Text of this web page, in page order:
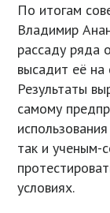
По итогам
Владимир
рассаду ряда
высадит её на
Результаты
самому
так и ученым-
условиях.